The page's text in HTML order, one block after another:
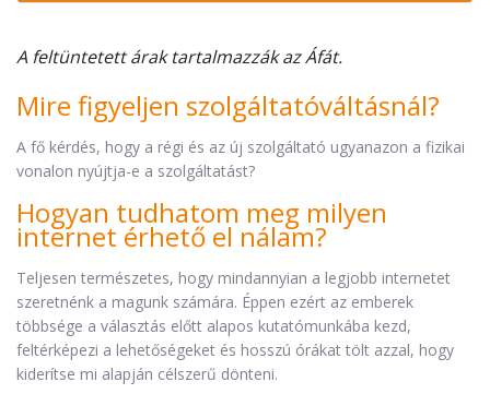
A feltüntetett árak tartalmazzák az Áfát.
Mire figyeljen szolgáltatóváltásnál?
A fő kérdés, hogy a régi és az új szolgáltató ugyanazon a fizikai
vonalon nyújtja-e a szolgáltatást?
Hogyan tudhatom meg milyen
internet érhető el nálam?
Teljesen természetes, hogy mindannyian a legjobb internetet
szeretnénk a magunk számára. Éppen ezért az emberek
többsége a választás előtt alapos kutatómunkába kezd,
feltérképezi a lehetőségeket és hosszú órákat tölt azzal, hogy
kiderítse mi alapján célszerű dönteni.